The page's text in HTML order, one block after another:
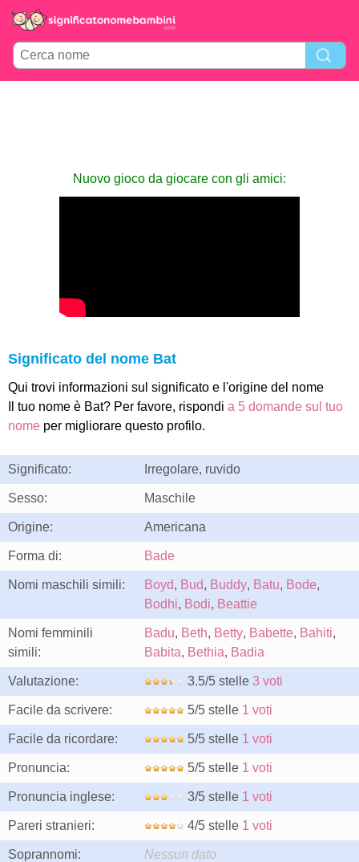
Nuovo gioco da giocare con gli amici:
Significato del nome Bat
Qui trovi informazioni sul significato e l'origine del nome
Il tuo nome è Bat? Per favore, rispondi a 5 domande sul tuo
nome per migliorare questo profilo.
Significato: Irregolare, ruvido
Sesso: Maschile
Origine: Americana
Forma di: Bade
Nomi maschili simili: Boyd, Bud, Buddy, Batu, Bode,
Bodhi, Bodi, Beattie
Nomi femminili
simili:
Badu, Beth, Betty, Babette, Bahiti,
Babita, Bethia, Badia
Valutazione: 3.5/5 stelle 3 voti
Facile da scrivere: 5/5 stelle 1 voti
Facile da ricordare: 5/5 stelle 1 voti
Pronuncia: 5/5 stelle 1 voti
Pronuncia inglese: 3/5 stelle 1 voti
Pareri stranieri: 4/5 stelle 1 voti
Soprannomi: Nessun dato